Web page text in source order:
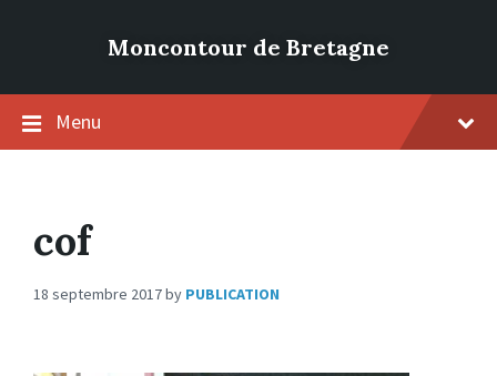
Moncontour de Bretagne
Menu
cof
18 septembre 2017by PUBLICATION